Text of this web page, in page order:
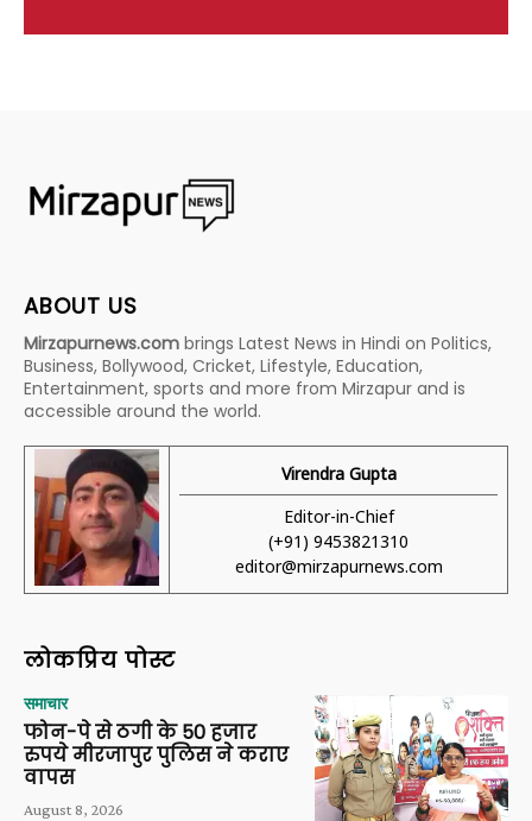
ABOUT US
Mirzapurnews.com brings Latest News in Hindi on Politics,
Business, Bollywood, Cricket, Lifestyle, Education,
Entertainment, sports and more from Mirzapur and is
accessible around the world.
Virendra Gupta
Editor-in-Chief
(+91) 9453821310
editor@mirzapurnews.com
लोकप्रिय पोस्ट
समाचार
फोन-पे से ठगी के 50 हजार
रुपये मीरजापुर पुलिस ने कराए
वापस
August 8, 2026